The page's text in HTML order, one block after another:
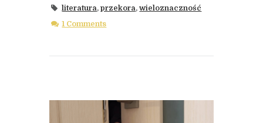
literatura,przekora,wieloznaczność
1 Comments